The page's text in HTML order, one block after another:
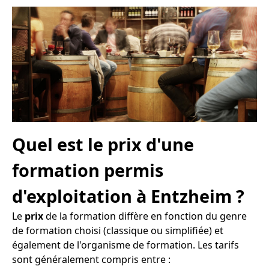
Quel est le prix d'une
formation permis
d'exploitation à Entzheim ?
Le prixde la formation diffère en fonction du genre
de formation choisi (classique ou simplifiée) et
également de l'organisme de formation. Les tarifs
sont généralement compris entre :